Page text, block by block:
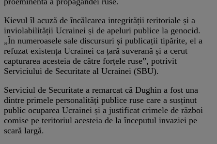
Kievul îl acuză de încălcarea integrității teritoriale și a
inviolabilității Ucrainei și de apeluri publice la genocid.
„În numeroasele sale discursuri și publicații tipărite, el a
refuzat existența Ucrainei ca țară suverană și a cerut
capturarea acesteia de către forțele ruse”, potrivit
Serviciului de Securitate al Ucrainei (SBU).
Serviciul de Securitate a remarcat că Dughin a fost una
dintre primele personalități publice ruse care a susținut
public ocuparea Ucrainei și a justificat crimele de război
comise pe teritoriul acesteia de la începutul invaziei pe
scară largă.